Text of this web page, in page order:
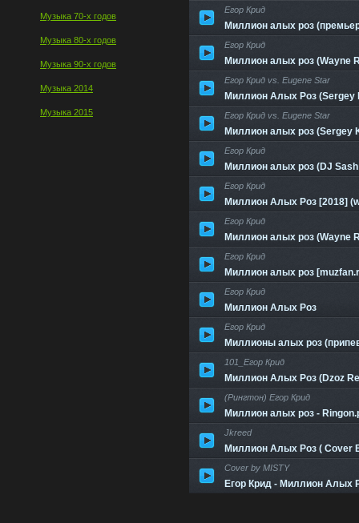
Музыка 70-х годов
Музыка 80-х годов
Музыка 90-х годов
Музыка 2014
Музыка 2015
Егор Крид
Миллион алых роз
Егор Крид
Миллион алых роз (Wayne
Егор Крид vs. Eugene Star
Миллион Алых Роз (Sergey
Егор Крид vs. Eugene Star
Миллион алых роз (Sergey
Егор Крид
Миллион алых роз (DJ
Егор Крид
Миллион Алых Роз [2018]
Егор Крид
Миллион алых роз (Wayne
Егор Крид
Миллион алых роз
Егор Крид
Миллион Алых Роз
Егор Крид
Миллионы алых роз
101_Егор Крид
Миллион Алых Роз (Dzoz
(Рингтон) Егор Крид
Миллион алых роз -
Jkreed
Миллион Алых Роз ( Cover
Cover by MISTY
Егор Крид - Миллион Алых